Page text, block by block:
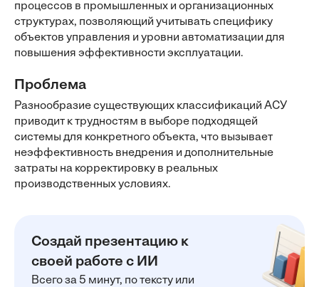
процессов в промышленных и организационных
структурах, позволяющий учитывать специфику
объектов управления и уровни автоматизации для
повышения эффективности эксплуатации.
Проблема
Разнообразие существующих классификаций АСУ
приводит к трудностям в выборе подходящей
системы для конкретного объекта, что вызывает
неэффективность внедрения и дополнительные
затраты на корректировку в реальных
производственных условиях.
Создай презентацию к
своей работе с ИИ
Всего за 5 минут, по тексту или